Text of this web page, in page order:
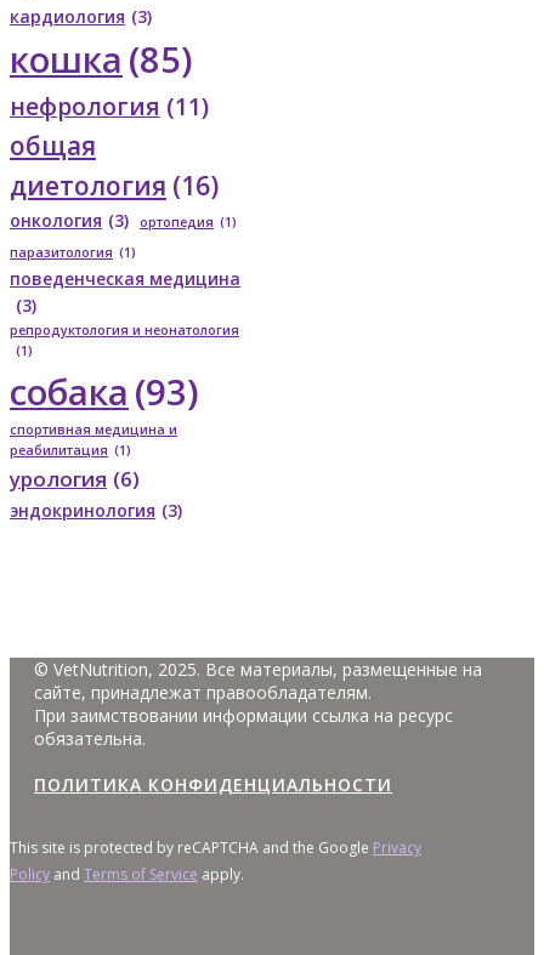
кардиология (3)
кошка (85)
нефрология (11)
общая
диетология (16)
онкология (3) ортопедия (1)
паразитология (1)
поведенческая медицина
(3)
репродуктология и неонатология
(1)
собака (93)
спортивная медицина и
реабилитация (1)
урология (6)
эндокринология (3)
© VetNutrition, 2025. Все материалы, размещенные на
сайте, принадлежат правообладателям.
При заимствовании информации ссылка на ресурс
обязательна.
ПОЛИТИКА КОНФИДЕНЦИАЛЬНОСТИ
This site is protected by reCAPTCHA and the Google Privacy
Policy and Terms of Service apply.